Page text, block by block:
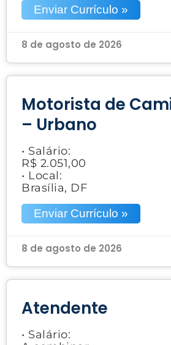
Enviar Currículo »
8 de agosto de 2026
Motorista de
– Urbano
• Salário:
R$ 2.051,00
• Local:
Brasília, DF
Enviar Currículo »
8 de agosto de 2026
Atendente
• Salário: